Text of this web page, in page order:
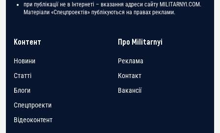
при публікації не в Інтернеті – вказання адреси сайту MILITARNYI.COM.
Матеріали «Спецпроектів» публікуються на правах реклами.
Контент
Новини
Статті
Блоги
Спецпроекти
Відеоконтент
Про Militarnyi
Реклама
Контакт
Вакансії